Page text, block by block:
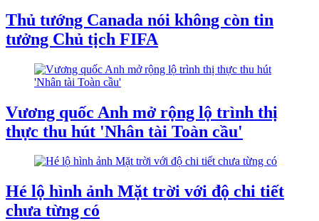
Thủ tướng Canada nói không còn tin
tưởng Chủ tịch FIFA
Vương quốc Anh mở rộng lộ trình thị
thực thu hút 'Nhân tài Toàn cầu'
Hé lộ hình ảnh Mặt trời với độ chi tiết
chưa từng có